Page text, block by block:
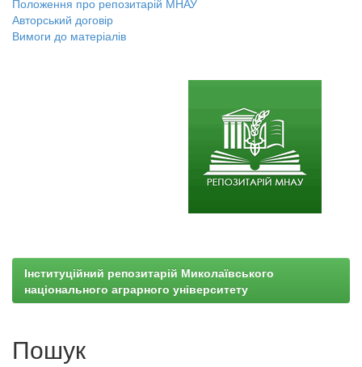
Положення про репозитарій МНАУ
Авторський договір
Вимоги до матеріалів
Інституційний репозитарій Миколаївського
національного аграрного університету
Пошук